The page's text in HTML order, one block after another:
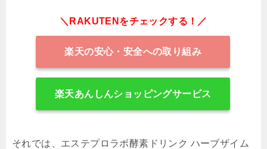
＼RAKUTENをチェックする！／
楽天の安心・安全への取り組み
楽天あんしんショッピングサービス
それでは、エステプロラボ酵素ドリンク ハーブザイム